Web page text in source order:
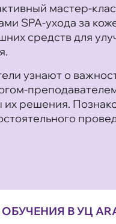
мастер-
SPA-ухода за
средств для
узнают о
их решения.
В УЦ